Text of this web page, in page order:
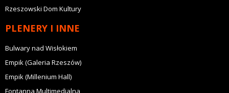
Rzeszowski Dom Kultury
PLENERY I INNE
Bulwary nad Wisłokiem
Empik (Galeria Rzeszów)
Empik (Millenium Hall)